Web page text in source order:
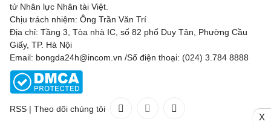
tử Nhân lực Nhân tài Việt.
Chịu trách nhiệm: Ông Trần Văn Trí
Địa chỉ: Tầng 3, Tòa nhà IC, số 82 phố Duy Tân, Phường Cầu
Giấy, TP. Hà Nội
Email: bongda24h@incom.vn /Số điện thoại: (024) 3.784 8888
RSS | Theo dõi chúng tôi
X